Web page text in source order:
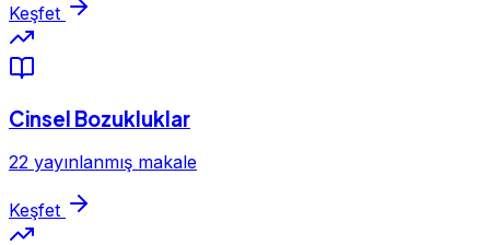
Keşfet
Cinsel Bozukluklar
22 yayınlanmış makale
Keşfet